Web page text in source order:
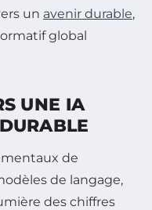
un avenir durable,
global
UNE IA
de
de langage,
des chiffres